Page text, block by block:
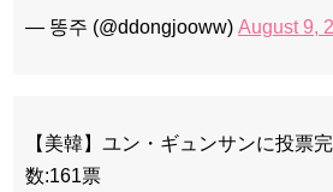
— 똥주 (@ddongjooww) August 9,
【美韓】ユン・ギュンサンに投票
数:161票